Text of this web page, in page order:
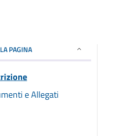
PAGINA
e Allegati